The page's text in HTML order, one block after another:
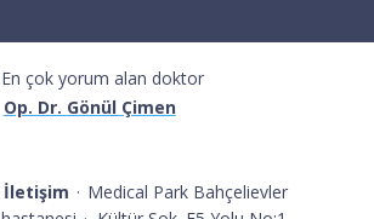
En çok yorum alan doktor
Op. Dr. Gönül Çimen
İletişim · Medical Park Bahçelievler